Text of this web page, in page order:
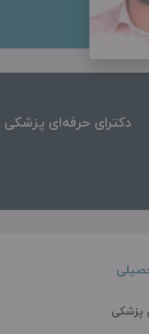
دکترای حرفه‌ای پزشکی
پزشکی